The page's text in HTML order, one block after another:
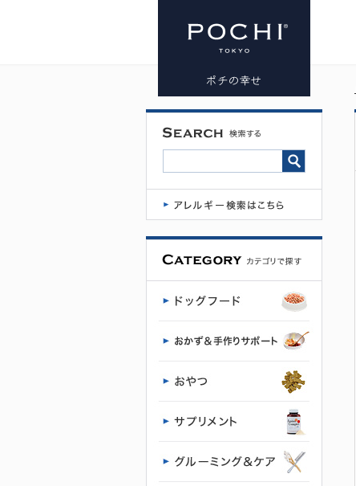
POCHI 食事
療法食 消化
器ケア 低脂
肪 フレッシ
ュターキー
50g×3 | プレ
ミアムドッ
グフード専
門店・通販
POCHI - ポ